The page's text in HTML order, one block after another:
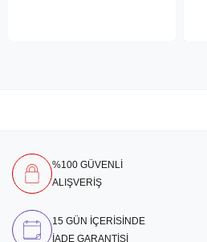
%100 GÜVENLİ
ALIŞVERİŞ
15 GÜN İÇERİSİNDE
İADE GARANTİSİ